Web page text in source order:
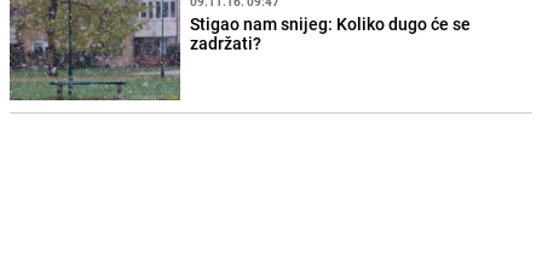
Stigao nam snijeg: Koliko dugo će se
zadržati?